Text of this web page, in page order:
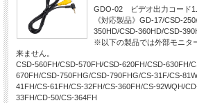
GDO-02 ビデオ出力コード
《対応製品》GD-17/CSD-
350HD/CSD-360HD/CSD-
※以下の製品では外部モニタ
来ません。
CSD-560FH/CSD-570FH/CSD-620FH/CSD-630FH/
670FH/CSD-750FHG/CSD-790FHG/CS-31F/CS-
41FH/CS-61FH/CS-32FH/CS-360FH/CS-92WQH/
33FH/CD-50/CS-364FH